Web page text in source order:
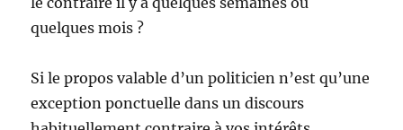
quelques mois ?
Si le propos valable d’un politicien n’est qu’une
exception ponctuelle dans un discours